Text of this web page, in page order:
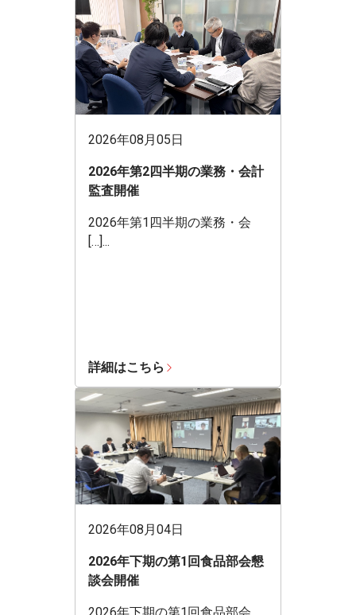
2026年08月05日
2026年第2四半期の業務・会計
監査開催
2026年第1四半期の業務・会
[…]...
詳細はこちら
2026年08月04日
2026年下期の第1回食品部会懇
談会開催